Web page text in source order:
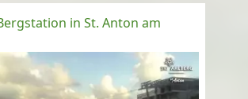
in St. Anton am